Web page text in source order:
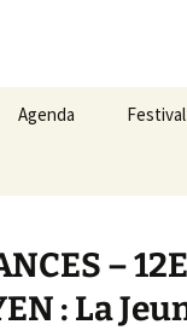
Agenda
–
: La